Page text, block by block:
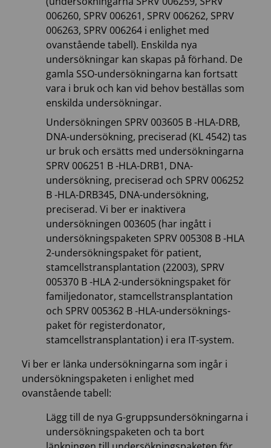
006260, SPRV 006261, SPRV 006262, SPRV
006263, SPRV 006264 i enlighet med
ovanstående tabell). Enskilda nya
undersökningar kan skapas på förhand. De
gamla SSO-undersökningarna kan fortsatt
vara i bruk och kan vid behov beställas som
enskilda undersökningar.
Undersökningen SPRV 003605 B -HLA-DRB,
DNA-undersökning, preciserad (KL 4542) tas
ur bruk och ersätts med undersökningarna
SPRV 006251 B -HLA-DRB1, DNA-
undersökning, preciserad och SPRV 006252
B -HLA-DRB345, DNA-undersökning,
preciserad. Vi ber er inaktivera
undersökningen 003605 (har ingått i
undersökningspaketen SPRV 005308 B -HLA
2-undersökningspaket för patient,
stamcellstransplantation (22003), SPRV
005370 B -HLA 2-undersökningspaket för
familjedonator, stamcellstransplantation
och SPRV 005362 B -HLA-undersöknings-
paket för registerdonator,
stamcellstransplantation) i era IT-system.
Vi ber er länka undersökningarna som ingår i
undersökningspaketen i enlighet med
ovanstående tabell:
Lägg till de nya G-gruppsundersökningarna i
undersökningspaketen och ta bort